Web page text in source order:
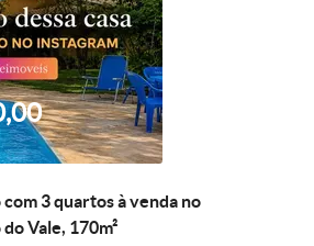
3 quartos à venda no
Vale, 170m²